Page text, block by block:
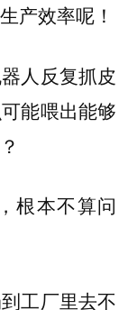
产效率呢！
人反复抓皮
能喂出能够
根本不算问
工厂里去不